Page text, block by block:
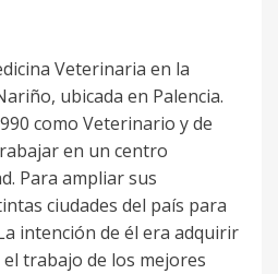
Veterinaria en la
ubicada en Palencia.
como Veterinario y de
en un centro
Para ampliar sus
ciudades del país para
intención de él era adquirir
trabajo de los mejores